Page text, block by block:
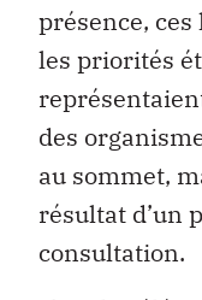
présence,
les priorités
des
au sommet,
résultat d’un
consultation.